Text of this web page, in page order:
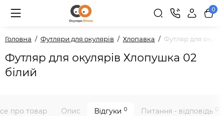
0
Головна Футляри для окулярів Хлопавка Футляр для
Футляр для окулярів Хлопушка 02
білий
про товар Опис Відгуки 0 Питання - відповідь 0